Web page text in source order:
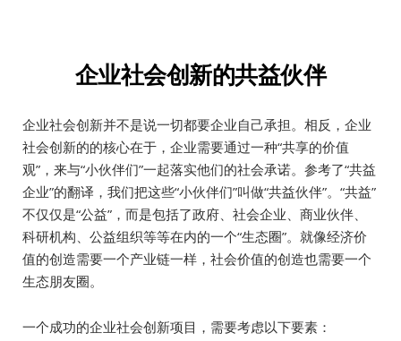
企业社会创新的共益伙伴
企业社会创新并不是说一切都要企业自己承担。相反，企业
社会创新的的核心在于，企业需要通过一种“共享的价值
观”，来与“小伙伴们”一起落实他们的社会承诺。参考了“共益
企业”的翻译，我们把这些“小伙伴们”叫做“共益伙伴”。“共益”
不仅仅是“公益”，而是包括了政府、社会企业、商业伙伴、
科研机构、公益组织等等在内的一个“生态圈”。就像经济价
值的创造需要一个产业链一样，社会价值的创造也需要一个
生态朋友圈。
一个成功的企业社会创新项目，需要考虑以下要素：